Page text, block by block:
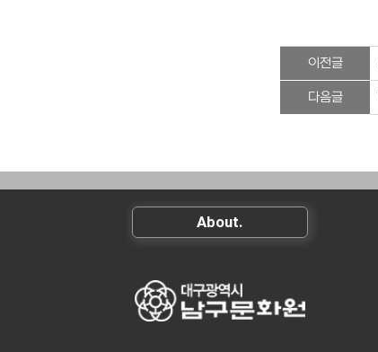
이전글
다음글
About.